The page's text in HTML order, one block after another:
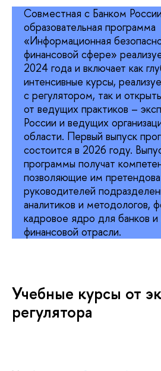
Совместная с Банком России
образовательная программа
«Информационная
финансовой сфере»
2024 года и включает как
интенсивные курсы,
с регулятором, так и
от ведущих практиков –
России и ведущих
области. Первый выпуск
состоится в 2026 году.
программы получат
позволяющие им
руководителей
аналитиков и методологов,
кадровое ядро для банков
финансовой отрасли.
Учебные курсы от
регулятора